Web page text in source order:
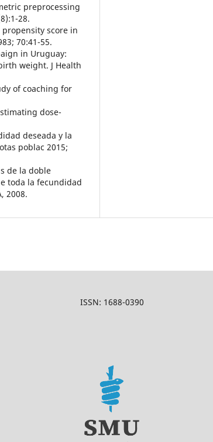
preprocessing
28.
propensity score in
70:41-55.
in Uruguay:
weight. J Health
of coaching for
dose-
deseada y la
poblac 2015;
de la doble
toda la fecundidad
2008.
ISSN: 1688-0390